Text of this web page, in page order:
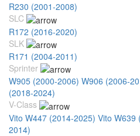
R230 (2001-2008)
SLC
R172 (2016-2020)
SLK
R171 (2004-2011)
Sprinter
W905 (2000-2006) W906 (2006-
(2018-2024)
V-Class
Vito W447 (2014-2025) Vito W639
2014)